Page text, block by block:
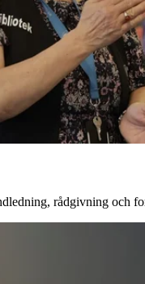
rådgivning och